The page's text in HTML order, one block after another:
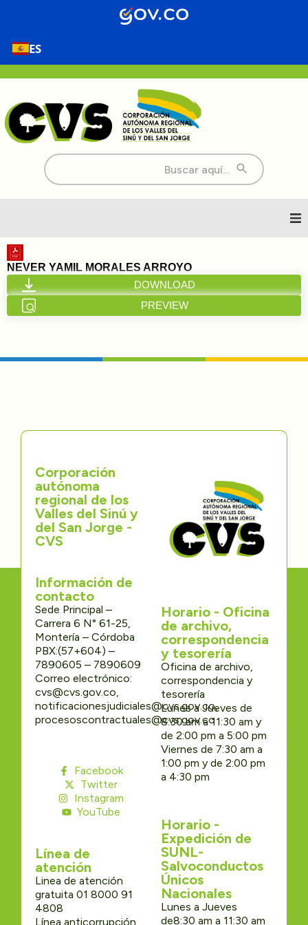
ES
Buscar:
Inicio
Nosotros
Transparencia
Participa
Trámites y Servicios
Contáctenos
NEVER YAMIL MORALES ARROYO
DOWNLOAD
PREVIEW
Corporación
autónoma
regional de los
Valles del Sinú y
del San Jorge -
CVS
Información de
contacto
Sede Principal –
Carrera 6 N° 61-25,
Montería – Córdoba
PBX:(57+604) –
7890605 – 7890609
Correo electrónico:
cvs@cvs.gov.co,
notificacionesjudiciales@cvs.gov.co,
procesoscontractuales@cvs.gov.co
Facebook
Twitter
Instagram
YouTube
Línea de
atención
Linea de atención
gratuita 01 8000 91
4808
Línea anticorrupción
Horario - Oficina
de archivo,
correspondencia
y tesorería
Oficina de archivo,
correspondencia y
tesorería
Lunes a Jueves de
8:30 am a 11:30 am y
de 2:00 pm a 5:00 pm
Viernes de 7:30 am a
1:00 pm y de 2:00 pm
a 4:30 pm
Horario -
Expedición de
SUNL-
Salvoconductos
Únicos
Nacionales
Lunes a Jueves
de8:30 am a 11:30 am